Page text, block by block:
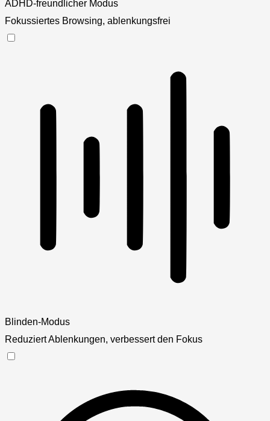
ADHD-freundlicher Modus
Fokussiertes Browsing, ablenkungsfrei
Blinden-Modus
Reduziert Ablenkungen, verbessert den Fokus